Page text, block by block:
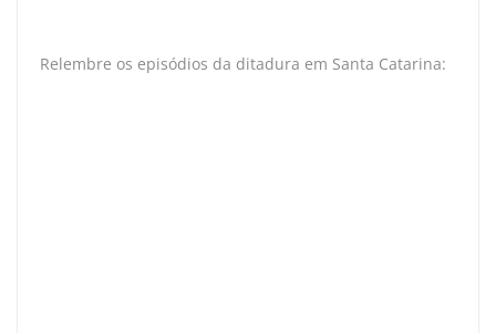
Relembre os episódios da ditadura em Santa Catarina: